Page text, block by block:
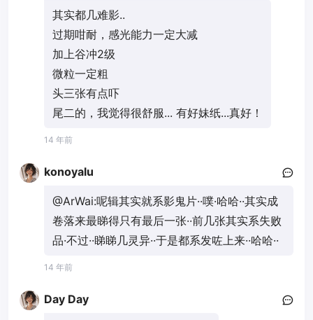
其实都几难影..
过期咁耐，感光能力一定大减
加上谷冲2级
微粒一定粗
头三张有点吓
尾二的，我觉得很舒服... 有好妹纸...真好！
14 年前
konoyalu
@ArWai:呢辑其实就系影鬼片··噗·哈哈··其实成
卷落来最睇得只有最后一张··前几张其实系失败
品·不过··睇睇几灵异··于是都系发咗上来··哈哈··
14 年前
Day Day